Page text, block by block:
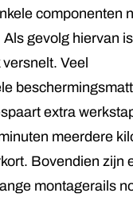
componenten
gevolg hiervan
Veel
extra
meerdere
Bovendien zijn
montagerails